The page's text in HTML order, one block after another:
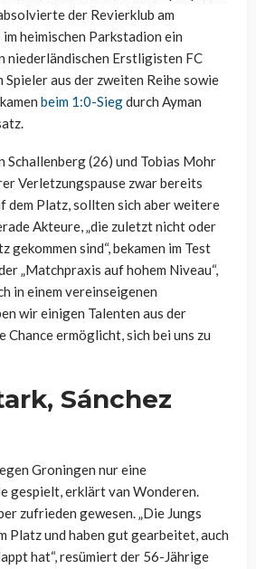
der Revierklub am
heimischen Parkstadion ein
niederländischen Erstligisten FC
Spieler aus der zweiten Reihe sowie
beim 1:0-Siegdurch Ayman
Schallenberg (26) und Tobias Mohr
Verletzungspause zwar bereits
dem Platz, sollten sich aber weitere
Akteure, „die zuletzt nicht oder
gekommen sind“, bekamen im Test
„Matchpraxis auf hohem Niveau“,
in einem vereinseigenen
wir einigen Talenten aus der
Chance ermöglicht, sich bei uns zu
Sánchez
Groningen nur eine
gespielt, erklärt van Wonderen.
zufrieden gewesen. „Die Jungs
Platz und haben gut gearbeitet, auch
hat“, resümiert der 56-Jährige